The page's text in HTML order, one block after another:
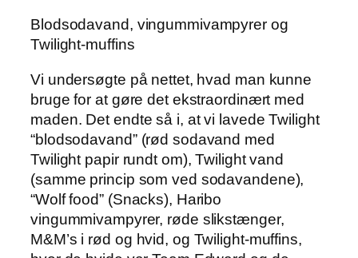
Blodsodavand, vingummivampyrer og
Twilight-muffins
Vi undersøgte på nettet, hvad man kunne
bruge for at gøre det ekstraordinært med
maden. Det endte så i, at vi lavede Twilight
“blodsodavand” (rød sodavand med
Twilight papir rundt om), Twilight vand
(samme princip som ved sodavandene),
“Wolf food” (Snacks), Haribo
vingummivampyrer, røde slikstænger,
M&M’s i rød og hvid, og Twilight-muffins,